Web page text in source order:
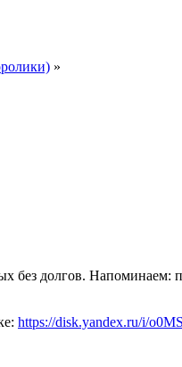
»
без долгов.
https://disk.yandex.ru/i/